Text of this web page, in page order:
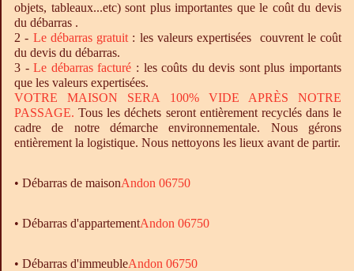
objets, tableaux...etc) sont plus importantes que le coût du devis
du débarras .
2 - Le débarrasgratuit : les valeurs expertisées couvrent le coût
du devis du débarras.
3 -Le débarrasfacturé : les coûts du devis sont plus importants
que les valeurs expertisées.
VOTRE MAISON SERA 100% VIDE APRÈS NOTRE
PASSAGE. Tous les déchets seront entièrement recyclés dans le
cadre de notre démarche environnementale. Nous gérons
entièrement la logistique. Nous nettoyons les lieux avant de partir.
• Débarras de maisonAndon 06750
• Débarras d'appartementAndon 06750
• Débarras d'immeubleAndon 06750